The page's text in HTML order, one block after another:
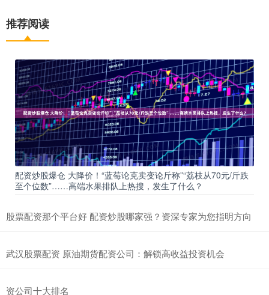
推荐阅读
配资炒股爆仓 大降价！“蓝莓论克卖变论斤称”“荔枝从70元/斤跌
至个位数”……高端水果排队上热搜，发生了什么？
股票配资那个平台好 配资炒股哪家强？资深专家为您指明方向
武汉股票配资 原油期货配资公司：解锁高收益投资机会
资公司十大排名